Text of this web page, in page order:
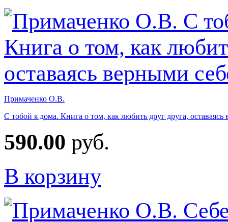
Примаченко О.В.
С тобой я дома. Книга о том, как любить друг друга,
590.00 руб.
В корзину